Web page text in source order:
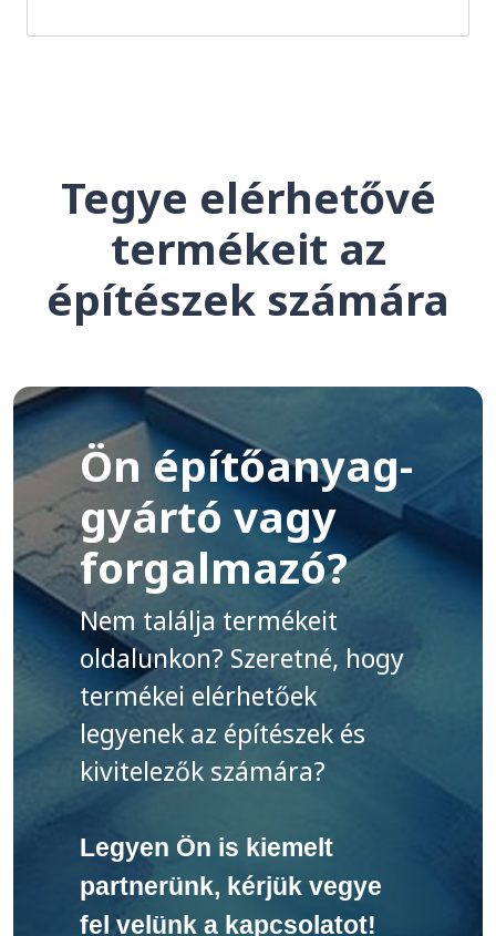
Tegye elérhetővé
termékeit az
építészek számára
Ön építőanyag-
gyártó vagy
forgalmazó?
Nem találja termékeit
oldalunkon? Szeretné, hogy
termékei elérhetőek
legyenek az építészek és
kivitelezők számára?
Legyen Ön is kiemelt
partnerünk, kérjük vegye
fel velünk a kapcsolatot!